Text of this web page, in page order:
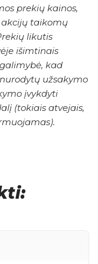
prekių kainos,
akcijų taikomų
likutis
išimtinais
kad
užsakymo
įvykdyti
(tokiais atvejais,